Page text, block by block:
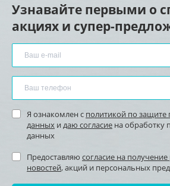
Узнавайте первыми о
акциях и супер-
Я ознакомлен с политикой по защите
данных и даю согласие на обработку
данных
Предоставляю согласие на
новостей, акций и персональных